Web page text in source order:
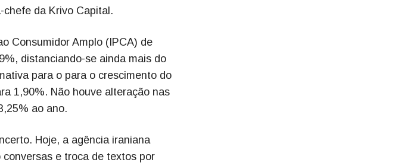
da Krivo Capital.
Consumidor Amplo (IPCA) de
distanciando-se ainda mais do
para o para o crescimento do
1,90%. Não houve alteração nas
ao ano.
Hoje, a agência iraniana
e troca de textos por